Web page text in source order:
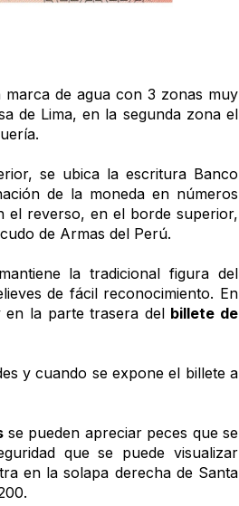
de agua con 3 zonas muy
de Lima, en la segunda zona el
se ubica la escritura Banco
de la moneda en números
el reverso, en el borde superior,
de Armas del Perú.
la tradicional figura del
de fácil reconocimiento. En
en la parte trasera del billete de
y cuando se expone el billete a
se pueden apreciar peces que se
que se puede visualizar
en la solapa derecha de Santa